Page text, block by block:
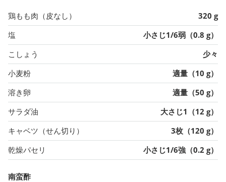
鶏もも肉（皮なし）
320 g
塩
小さじ1/6弱（0.8 g）
こしょう
少々
小麦粉
適量（10 g）
溶き卵
適量（50 g）
サラダ油
大さじ1（12 g）
キャベツ（せん切り）
3枚（120 g）
乾燥パセリ
小さじ1/6強（0.2 g）
南蛮酢